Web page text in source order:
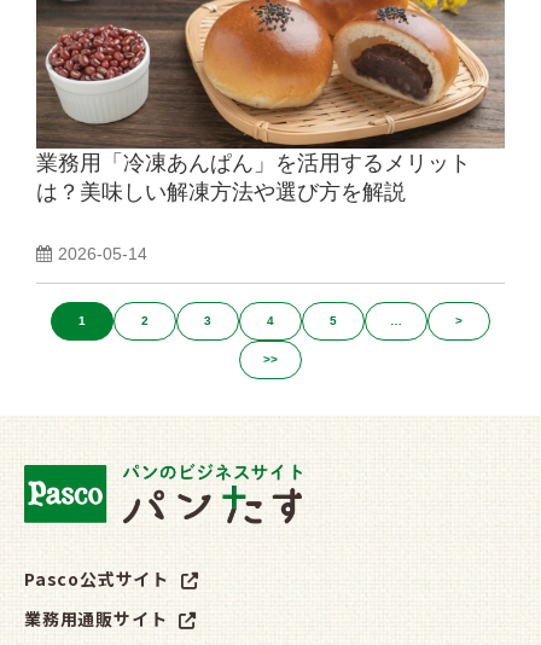
業務用「冷凍あんぱん」を活用するメリット
は？美味しい解凍方法や選び方を解説
2026-05-14
1 2 3 4 5 >
>>
Pasco公式サイト
業務用通販サイト